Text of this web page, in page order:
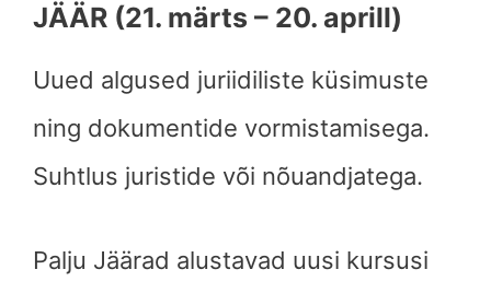
JÄÄR (21. märts – 20. aprill)
Uued algused juriidiliste küsimuste
ning dokumentide vormistamisega.
Suhtlus juristide või nõuandjatega.
Palju Jäärad alustavad uusi kursusi